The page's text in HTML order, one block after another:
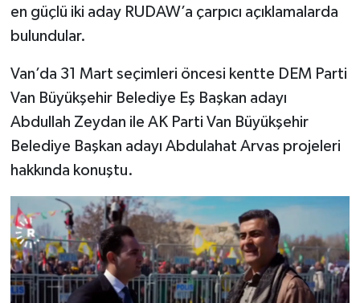
en güçlü iki aday RUDAW’a çarpıcı açıklamalarda
bulundular.
Van’da 31 Mart seçimleri öncesi kentte DEM Parti
Van Büyükşehir Belediye Eş Başkan adayı
Abdullah Zeydan ile AK Parti Van Büyükşehir
Belediye Başkan adayı Abdulahat Arvas projeleri
hakkında konuştu.